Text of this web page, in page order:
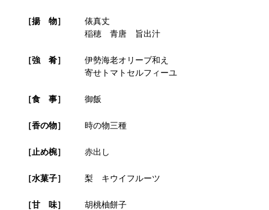
［揚 物］
俵真丈
稲穂 青唐 旨出汁
［強 肴］
伊勢海老オリーブ和え
寄せトマトセルフィーユ
［食 事］ 御飯
［香の物］ 時の物三種
［止め椀］ 赤出し
［水菓子］ 梨 キウイフルーツ
［甘 味］ 胡桃柚餅子